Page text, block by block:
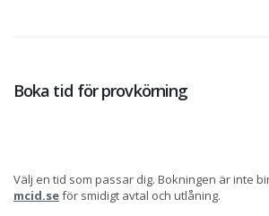
Boka tid för provkörning
Välj en tid som passar dig. Bokningen är inte
mcid.seför smidigt avtal och utlåning.